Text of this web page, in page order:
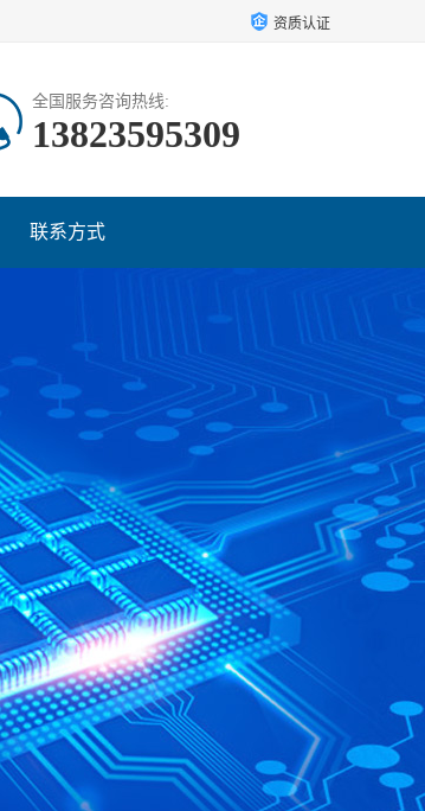
资质认证
全国服务咨询热线:
13823595309
联系方式